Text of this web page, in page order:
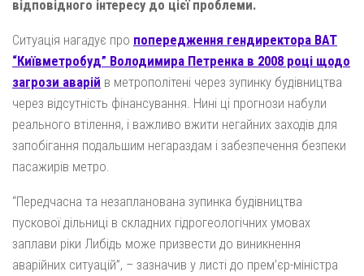
відповідного інтересу до цієї проблеми.
Ситуація нагадує про попередження гендиректора ВАТ
“Київметробуд” Володимира Петренка в 2008 році щодо
загрози аварій в метрополітені через зупинку будівництва
через відсутність фінансування. Нині ці прогнози набули
реального втілення, і важливо вжити негайних заходів для
запобігання подальшим негараздам і забезпечення безпеки
пасажирів метро.
“Передчасна та незапланована зупинка будівництва
пускової дільниці в складних гідрогеологічних умовах
заплави ріки Либідь може призвести до виникнення
аварійних ситуацій”, – зазначив у листі до прем’єр-міністра